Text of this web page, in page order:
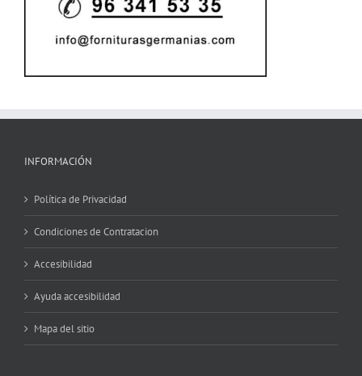
INFORMACIÓN
Política de Privacidad
Condiciones de Contratacion
Accesibilidad
Ayuda accesibilidad
Mapa del sitio